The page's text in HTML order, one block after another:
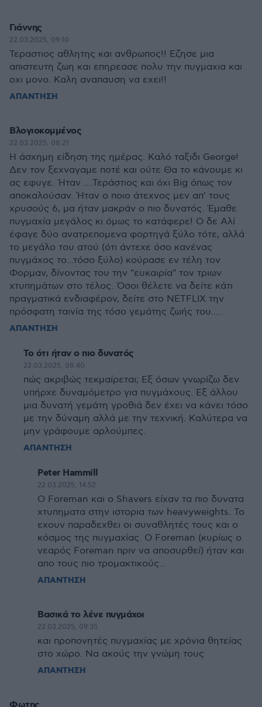
Γιάννης
22.03.2025, 09:10
Τεραστιος αθλητης και ανθρωπος!! Εζησε μια
απιστευτη ζωη και επηρεασε πολυ την πυγμαχια και
οχι μονο. Καλη αναπαυση να εχει!!
ΑΠΑΝΤΗΣΗ
Βλογιοκομμένος
22.03.2025, 08:21
Η άσχημη είδηση της ημέρας. Καλό ταξιδι George!
Δεν τον ξεχναγαμε ποτέ και ούτε Θα το κάνουμε κι
ας εφυγε. Ήταν ....Τεράστιος και όχι Big όπως τον
αποκαλούσαν. Ήταν ο ποιο άτεχνος μεν απ' τους
χρυσούς 6, μα ήταν μακράν ο πιο δυνατός. Έμαθε
πυγμαχία μεγάλος κι όμως το κατάφερε! Ο δε Αλί
έφαγε δύο ανατρεπομενα φορτηγά ξύλο τότε, αλλά
το μεγάλο του ατού (ότι άντεχε όσο κανένας
πυγμάχος το...τόσο ξύλο) κούρασε εν τέλη τον
Φορμαν, δίνοντας του την "ευκαιρία" τον τριων
χτυπημάτων στο τέλος. Όσοι θέλετε να δείτε κάτι
πραγματικά ενδιαφέρον, δείτε στο NETFLIX την
πρόσφατη ταινία της τόσο γεμάτης ζωής του.....
ΑΠΑΝΤΗΣΗ
Το ότι ήταν ο πιο δυνατός
22.03.2025, 08:40
πώς ακριβώς τεκμαίρεται; Εξ όσων γνωρίζω δεν
υπήρχε δυναμόμετρο για πυγμάχους. Εξ άλλου
μια δυνατή γεμάτη γροθιά δεν έχει να κάνει τόσο
με την δύναμη αλλά με την τεχνική. Καλύτερα να
μην γράφουμε αρλούμπες.
ΑΠΑΝΤΗΣΗ
Peter Hammill
22.03.2025, 14:52
Ο Foreman και ο Shavers είχαν τα πιο δυνατα
χτυπηματα στην ιστορια των heavyweights. Το
εχουν παραδεχθει οι συναθλητές τους και ο
κόσμος της πυγμαχίας. Ο Foreman (κυρίως ο
νεαρός Foreman πριν να αποσυρθεί) ήταν και
απο τους πιο τρομακτικούς...
ΑΠΑΝΤΗΣΗ
Bασικά το λένε πυγμάχοι
22.03.2025, 09:35
και προπονητές πυγμαχίας με χρόνια θητείας
στο χώρο. Να ακούς την γνώμη τους
ΑΠΑΝΤΗΣΗ